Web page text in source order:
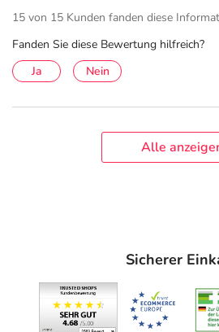
15 von 15 Kunden fanden diese
Fanden Sie diese Bewertung hilfreich?
Ja
Nein
Alle
Sicherer